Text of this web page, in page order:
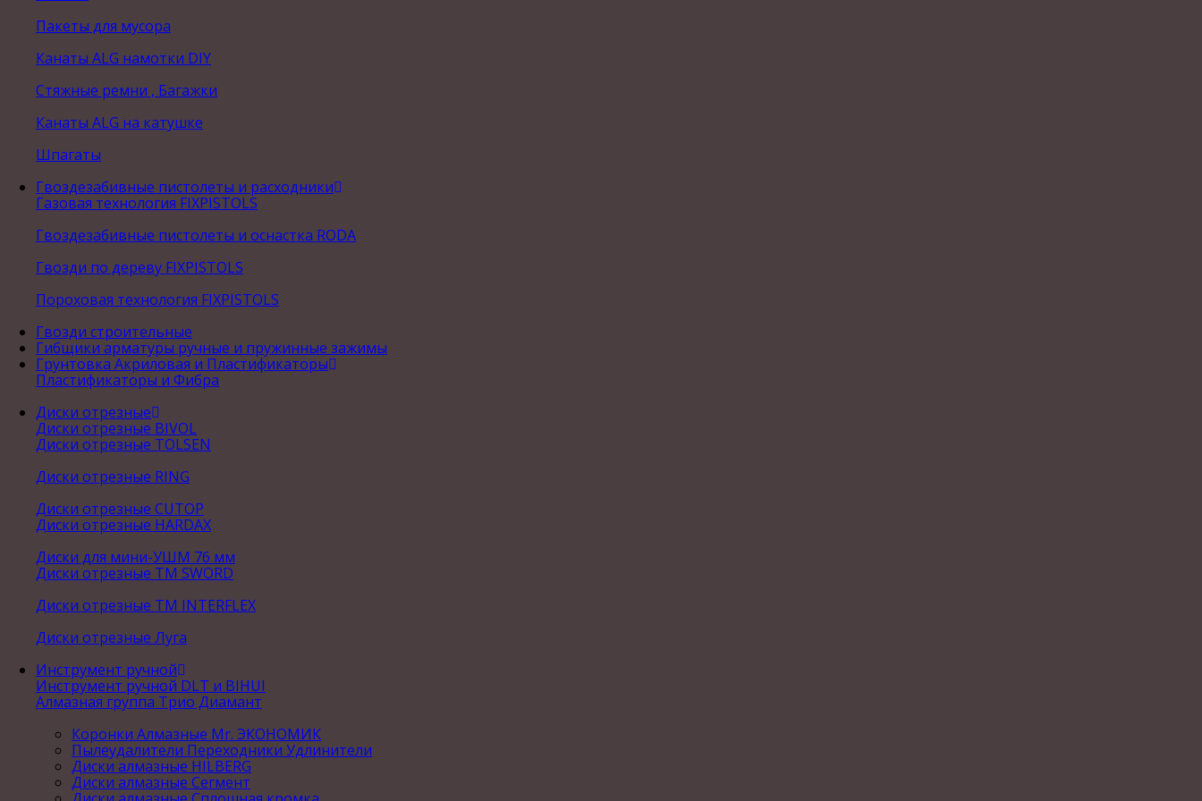
Пакеты для мусора
Канаты ALG намотки DIY
Стяжные ремни , Багажки
Канаты ALG на катушке
Шпагаты
Гвоздезабивные пистолеты и расходники
Газовая технология FIXPISTOLS
Гвоздезабивные пистолеты и оснастка RODA
Гвозди по дереву FIXPISTOLS
Пороховая технология FIXPISTOLS
Гвозди строительные
Гибщики арматуры ручные и пружинные зажимы
Грунтовка Акриловая и Пластификаторы
Пластификаторы и Фибра
Диски отрезные
Диски отрезные BIVOL
Диски отрезные TOLSEN
Диски отрезные RING
Диски отрезные CUTOP
Диски отрезные HARDAX
Диски для мини-УШМ 76 мм
Диски отрезные ТМ SWORD
Диски отрезные ТМ INTERFLEX
Диски отрезные Луга
Инструмент ручной
Инструмент ручной DLT и BIHUI
Алмазная группа Трио Диамант
Коронки Алмазные Mr. ЭКОНОМИК
Пылеудалители Переходники Удлинители
Диски алмазные HILBERG
Диски алмазные Сегмент